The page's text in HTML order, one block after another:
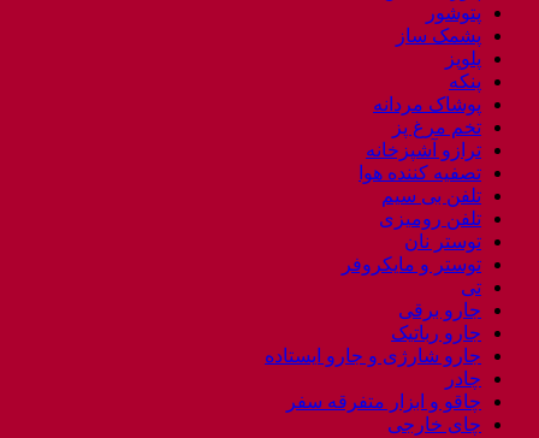
پتوشور
پشمک ساز
پلوپز
پنکه
پوشاک مردانه
تخم مرغ پز
ترازو آشپزخانه
تصفیه کننده هوا
تلفن بی سیم
تلفن رومیزی
توستر نان
توستر و مایکروفر
تی
جارو برقی
جارو رباتیک
جارو شارژی و جارو ایستاده
چادر
چاقو و ابزار متفرقه سفر
چای خارجی